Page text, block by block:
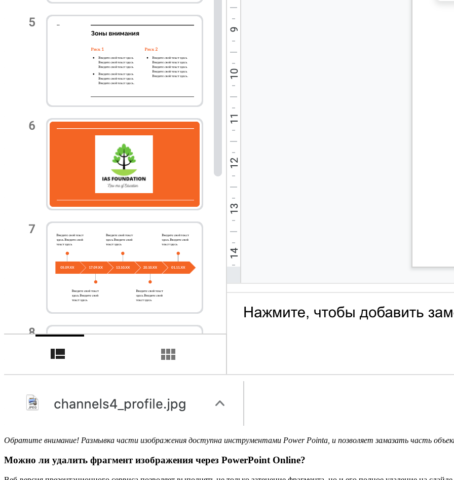
Обратите внимание! Размывка части изображения доступна инструментами Power Pointa, и позволяет замазать часть
Можно ли удалить фрагмент изображения через PowerPoint Online?